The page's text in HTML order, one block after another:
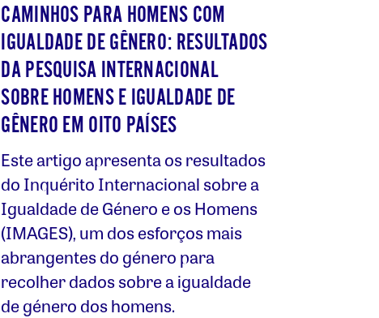
CAMINHOS PARA HOMENS COM
IGUALDADE DE GÊNERO: RESULTADOS
DA PESQUISA INTERNACIONAL
SOBRE HOMENS E IGUALDADE DE
GÊNERO EM OITO PAÍSES
Este artigo apresenta os resultados
do Inquérito Internacional sobre a
Igualdade de Género e os Homens
(IMAGES), um dos esforços mais
abrangentes do género para
recolher dados sobre a igualdade
de género dos homens.